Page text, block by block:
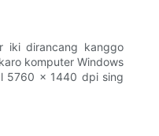
iki dirancang kanggo
komputer Windows
5760 x 1440 dpi sing